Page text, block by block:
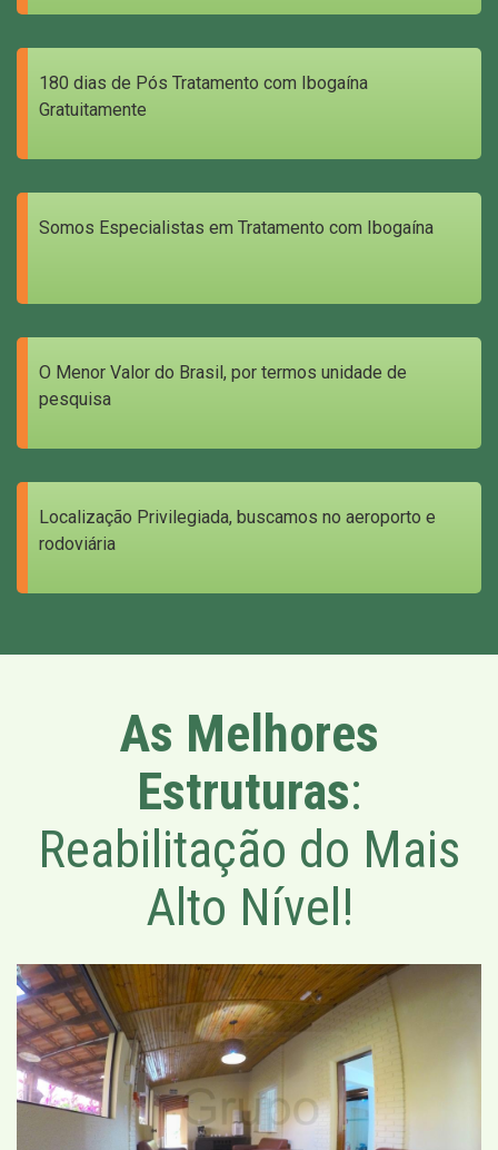
180 dias de Pós Tratamento com Ibogaína
Gratuitamente
Somos Especialistas em Tratamento com Ibogaína
O Menor Valor do Brasil, por termos unidade de
pesquisa
Localização Privilegiada, buscamos no aeroporto e
rodoviária
As Melhores
Estruturas:
Reabilitação do Mais
Alto Nível!